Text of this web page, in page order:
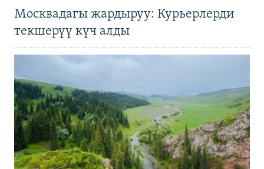
Москвадагы жардыруу: Курьерлерди
текшерүү күч алды